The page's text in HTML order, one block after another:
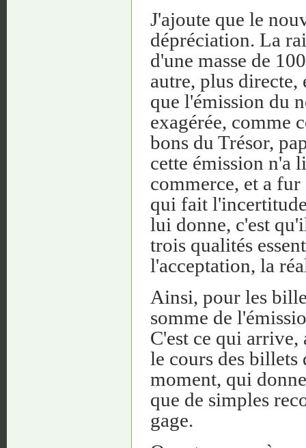
J'ajoute que le
dépréciation. La
d'une masse de
autre, plus directe,
que l'émission du
exagérée, comme
bons du Trésor,
cette émission n'a
commerce, et a fur
qui fait
lui donne, c'est
trois qualités
l'acceptation, la
Ainsi, pour les
somme de
C'est ce qui
le cours des billets
moment, qui
que de simples
gage.